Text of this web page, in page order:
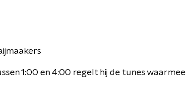
1:00 en 4:00 regelt hij de tunes waarmee